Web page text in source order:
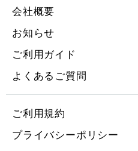
会社概要
お知らせ
ご利用ガイド
よくあるご質問
ご利用規約
プライバシーポリシー